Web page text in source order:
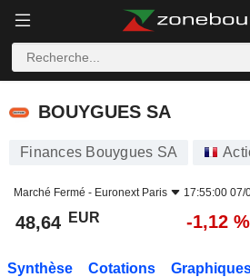
BOUYGUES SA
BOUYGUES SA
Finances Bouygues SA
Marché Fermé - Euronext Paris 17:55:00 07/
48,64 EUR -1,12 %
Synthèse Cotations